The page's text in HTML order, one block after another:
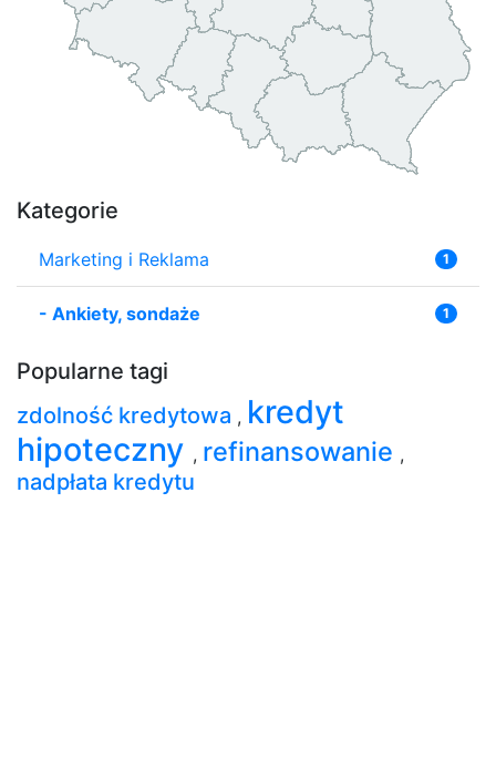
Kategorie
Marketing i Reklama 1
- Ankiety, sondaże 1
Popularne tagi
zdolność kredytowa , kredyt
hipoteczny , refinansowanie ,
nadpłata kredytu